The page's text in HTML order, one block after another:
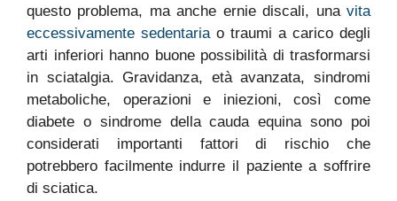
questo problema, ma anche ernie discali, una vita
eccessivamente sedentaria o traumi a carico degli
arti inferiori hanno buone possibilità di trasformarsi
in sciatalgia. Gravidanza, età avanzata, sindromi
metaboliche, operazioni e iniezioni, così come
diabete o sindrome della cauda equina sono poi
considerati importanti fattori di rischio che
potrebbero facilmente indurre il paziente a soffrire
di sciatica.